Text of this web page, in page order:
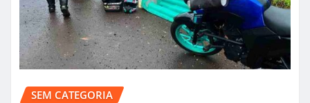
SEM CATEGORIA